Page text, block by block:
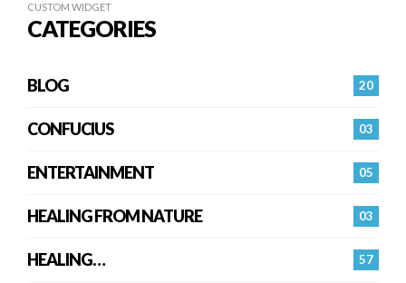
CUSTOM WIDGET
CATEGORIES
20
BLOG
03
CONFUCIUS
05
ENTERTAINMENT
03
HEALING FROM NATURE
57
HEALING…